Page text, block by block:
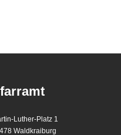
Luther-Platz 1
Waldkraiburg